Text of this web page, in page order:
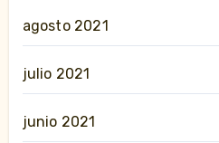
agosto 2021
julio 2021
junio 2021